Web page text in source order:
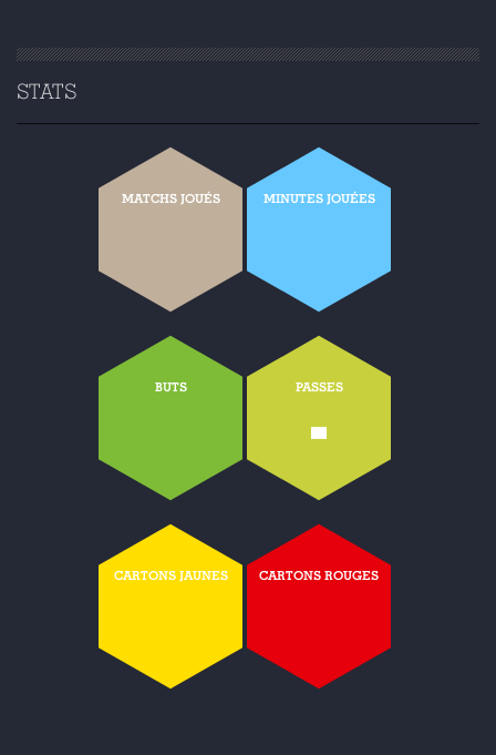
STATS
MATCHS JOUÉS MINUTES JOUÉES
BUTS PASSES
-
CARTONS JAUNES CARTONS ROUGES